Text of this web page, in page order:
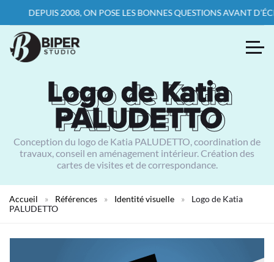
DEPUIS 2008, ON POSE LES BONNES QUESTIONS AVANT
Logo de Katia
PALUDETTO
Logo de Katia
PALUDETTO
Conception du logo de Katia PALUDETTO, coordination de
travaux, conseil en aménagement intérieur. Création des
cartes de visites et de correspondance.
Accueil » Références » Identité visuelle »
Logo de Katia
PALUDETTO